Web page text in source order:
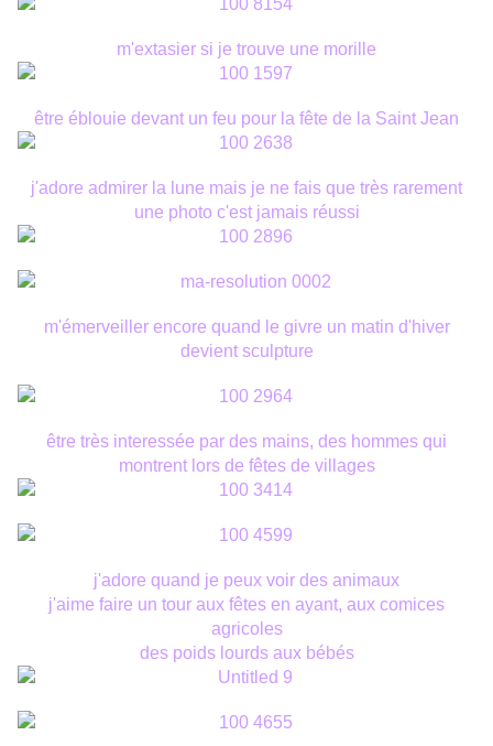
m'extasier si je trouve une morille
être éblouie devant un feu pour la fête de la Saint Jean
j'adore admirer la lune mais je ne fais que très rarement
une photo c'est jamais réussi
m'émerveiller encore quand le givre un matin d'hiver
devient sculpture
être très interessée par des mains, des hommes qui
montrent lors de fêtes de villages
j'adore quand je peux voir des animaux
j'aime faire un tour aux fêtes en ayant, aux comices
agricoles
des poids lourds aux bébés